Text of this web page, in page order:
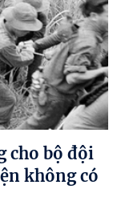
cho bộ đội
không có